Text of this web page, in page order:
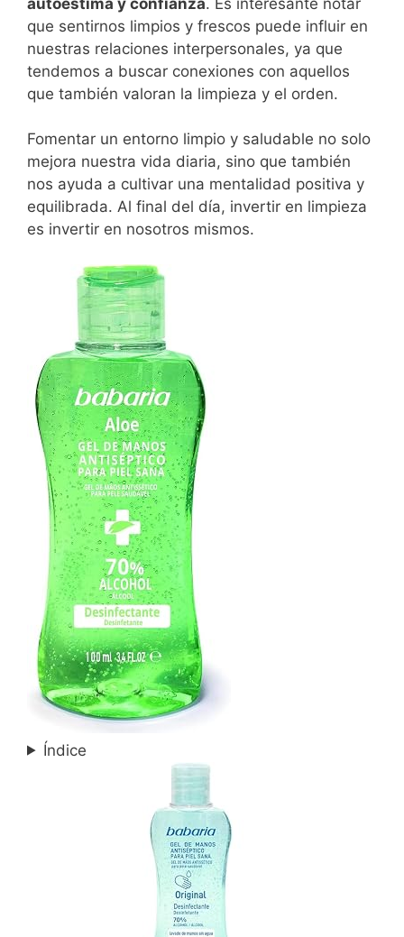
que sentirnos limpios y frescos puede influir en
nuestras relaciones interpersonales, ya que
tendemos a buscar conexiones con aquellos
que también valoran la limpieza y el orden.
Fomentar un entorno limpio y saludable no solo
mejora nuestra vida diaria, sino que también
nos ayuda a cultivar una mentalidad positiva y
equilibrada. Al final del día, invertir en limpieza
es invertir en nosotros mismos.
Índice